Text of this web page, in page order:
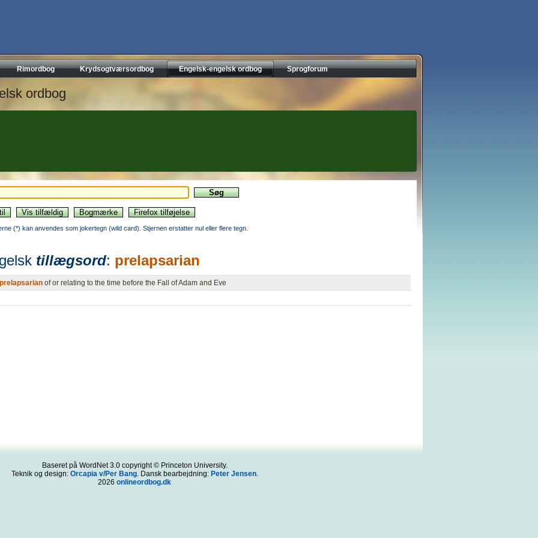
Rimordbog Krydsogtværsordbog Engelsk-engelsk ordbog Sprogforum
ordbog
(*) kan anvendes som jokertegn (wild card). Stjernen erstatter nul eller flere tegn.
tillægsord: prelapsarian
prelapsarian of or relating to the time before the Fall of Adam and Eve
Baseret på WordNet 3.0 copyright © Princeton University.
Teknik og design: Orcapia v/Per Bang. Dansk bearbejdning: Peter Jensen.
2026 onlineordbog.dk